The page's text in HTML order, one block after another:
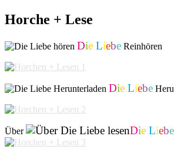
Horche + Lese
Die Liebe Reinhören
Die Liebe
Über Die Liebe